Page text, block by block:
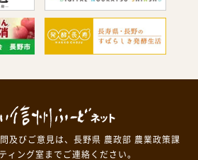
及びご意見は、長野県 農政部 農業政策課
ィング室までご連絡ください。